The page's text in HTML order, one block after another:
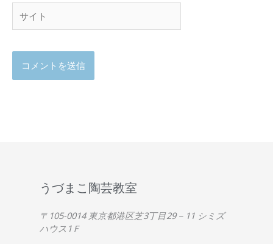
ト
うづまこ陶芸教室
〒105-0014 東京都港区芝3丁目29－11 シミズ
ハウス1Ｆ